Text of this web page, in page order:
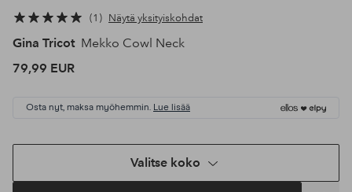
1 Näytä yksityiskohdat
Gina Tricot Mekko Cowl Neck
79,99 EUR
Osta nyt, maksa myöhemmin. Lue lisää
Valitse koko